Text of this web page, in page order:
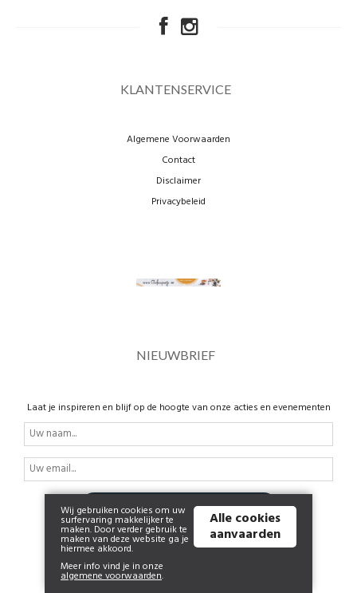
KLANTENSERVICE
Algemene Voorwaarden
Contact
Disclaimer
Privacybeleid
NIEUWBRIEF
Laat je inspireren en blijf op de hoogte van onze acties en evenementen
JA, HOU ME OP DE HOOGTE
Wij gebruiken cookies om uw
surfervaring makkelijker te
maken. Door verder gebruik te
maken van deze website ga je
hiermee akkoord.
Meer info vind je in onze
algemene voorwaarden.
Alle cookies
aanvaarden